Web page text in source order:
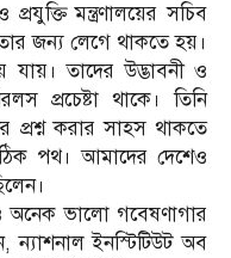
মন্ত্রণালয়ের সচিব
জন্য লেগে থাকতে হয়।
যায়। তাদের উদ্ভাবনী ও
প্রচেষ্টা থাকে। তিনি
প্রশ্ন করার সাহস থাকতে
পথ। আমাদের দেশেও
ভালো গবেষণাগার
ইনস্টিটিউট অব